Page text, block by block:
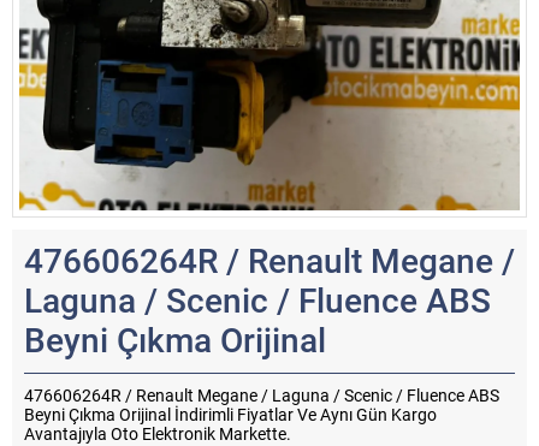
476606264R / Renault Megane /
Laguna / Scenic / Fluence ABS
Beyni Çıkma Orijinal
476606264R / Renault Megane / Laguna / Scenic / Fluence ABS
Beyni Çıkma Orijinal İndirimli Fiyatlar Ve Aynı Gün Kargo
Avantajıyla Oto Elektronik Markette.